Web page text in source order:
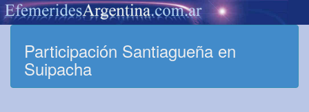
Participación Santiagueña en
Suipacha